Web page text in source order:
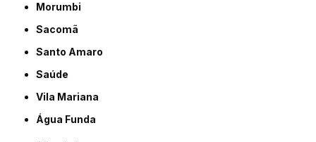
Morumbi
Sacomã
Santo Amaro
Saúde
Vila Mariana
Água Funda